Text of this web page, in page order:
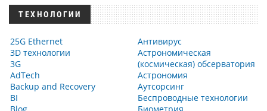
ТЕХНОЛОГИИ
25G Ethernet
3D технологии
3G
AdTech
Backup and Recovery
BI
Антивирус
Астрономическая
(космическая) обсерватория
Астрономия
Аутсорсинг
Беспроводные технологии